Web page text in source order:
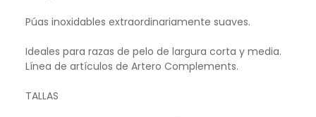
Púas inoxidables extraordinariamente suaves.
Ideales para razas de pelo de largura corta y media.
Línea de artículos de Artero Complements.
TALLAS